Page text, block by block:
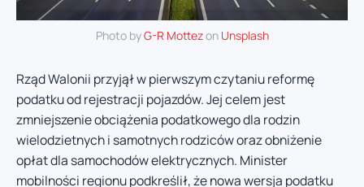
Photo byG-R Mottezon Unsplash
Rząd Walonii przyjął w pierwszym czytaniu reformę
podatku od rejestracji pojazdów. Jej celem jest
zmniejszenie obciążenia podatkowego dla rodzin
wielodzietnych i samotnych rodziców oraz obniżenie
opłat dla samochodów elektrycznych. Minister
mobilności regionu podkreślił, że nowa wersja podatku